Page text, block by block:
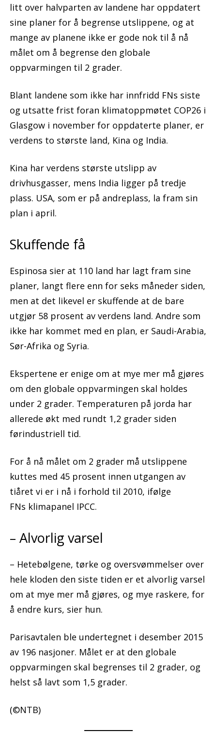
litt over halvparten av landene har oppdatert
sine planer for å begrense utslippene, og at
mange av planene ikke er gode nok til å nå
målet om å begrense den globale
oppvarmingen til 2 grader.
Blant landene som ikke har innfridd FNs siste
og utsatte frist foran klimatoppmøtet COP26 i
Glasgow i november for oppdaterte planer, er
verdens to største land, Kina og India.
Kina har verdens største utslipp av
drivhusgasser, mens India ligger på tredje
plass. USA, som er på andreplass, la fram sin
plan i april.
Skuffende få
Espinosa sier at 110 land har lagt fram sine
planer, langt flere enn for seks måneder siden,
men at det likevel er skuffende at de bare
utgjør 58 prosent av verdens land. Andre som
ikke har kommet med en plan, er Saudi-Arabia,
Sør-Afrika og Syria.
Ekspertene er enige om at mye mer må gjøres
om den globale oppvarmingen skal holdes
under 2 grader. Temperaturen på jorda har
allerede økt med rundt 1,2 grader siden
førindustriell tid.
For å nå målet om 2 grader må utslippene
kuttes med 45 prosent innen utgangen av
tiåret vi er i nå i forhold til 2010, ifølge
FNs klimapanel IPCC.
– Alvorlig varsel
– Hetebølgene, tørke og oversvømmelser over
hele kloden den siste tiden er et alvorlig varsel
om at mye mer må gjøres, og mye raskere, for
å endre kurs, sier hun.
Parisavtalen ble undertegnet i desember 2015
av 196 nasjoner. Målet er at den globale
oppvarmingen skal begrenses til 2 grader, og
helst så lavt som 1,5 grader.
(©NTB)